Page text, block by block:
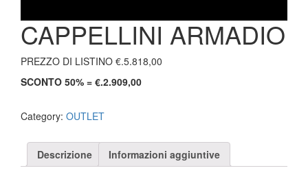
CAPPELLINI ARMADIO
PREZZO DI LISTINO €.5.818,00
SCONTO 50% = €.2.909,00
Category: OUTLET
Descrizione Informazioni aggiuntive